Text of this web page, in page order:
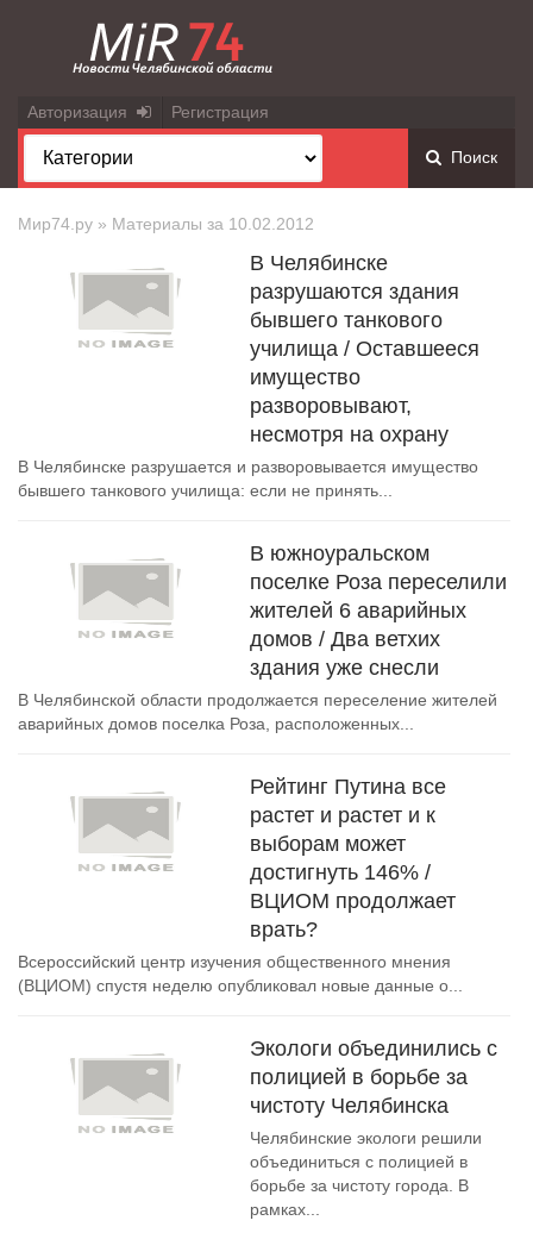
Авторизация Регистрация
Поиск
Мир74.ру » Материалы за 10.02.2012
В Челябинске
разрушаются здания
бывшего танкового
училища / Оставшееся
имущество
разворовывают,
несмотря на охрану
В Челябинске разрушается и разворовывается имущество
бывшего танкового училища: если не принять...
В южноуральском
поселке Роза переселили
жителей 6 аварийных
домов / Два ветхих
здания уже снесли
В Челябинской области продолжается переселение жителей
аварийных домов поселка Роза, расположенных...
Рейтинг Путина все
растет и растет и к
выборам может
достигнуть 146% /
ВЦИОМ продолжает
врать?
Всероссийский центр изучения общественного мнения
(ВЦИОМ) спустя неделю опубликовал новые данные о...
Экологи объединились с
полицией в борьбе за
чистоту Челябинска
Челябинские экологи решили
объединиться с полицией в
борьбе за чистоту города. В
рамках...